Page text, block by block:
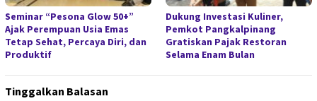
Seminar “Pesona Glow 50+”
Ajak Perempuan Usia Emas
Tetap Sehat, Percaya Diri, dan
Produktif
Dukung Investasi Kuliner,
Pemkot Pangkalpinang
Gratiskan Pajak Restoran
Selama Enam Bulan
Tinggalkan Balasan